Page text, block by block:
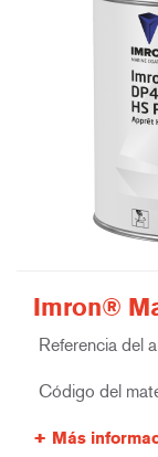
Imron®
Referencia del
Código del
Más